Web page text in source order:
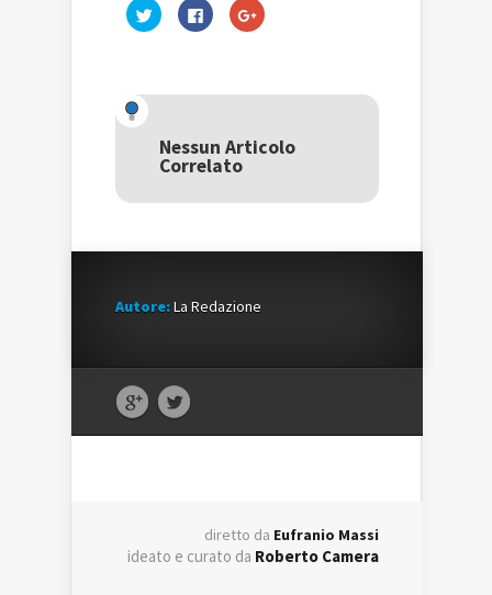
Fai
clic
una
nuova
finestra)
Fai
clic
nuova
finestra)
Fai
clic
una
nuova
Nessun Articolo
Correlato
Autore:La Redazione
diretto da Eufranio Massi
ideato e curato da Roberto Camera